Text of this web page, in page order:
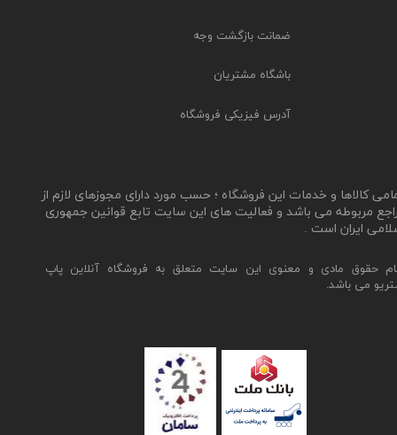
حقوق مادی و معنوی این سایت متعلق به فروشگاه آنلاین پاپ
می باشد.
ضمانت بازگشت وجه
باشگاه مشتریان
آدرس فیزیکی فروشگاه
کالاها و خدمات این فروشگاه ؛ حسب مورد دارای مجوزهای لازم از
مربوطه می باشد و فعالیت های این سایت تابع قوانین جمهوری
ایران است .